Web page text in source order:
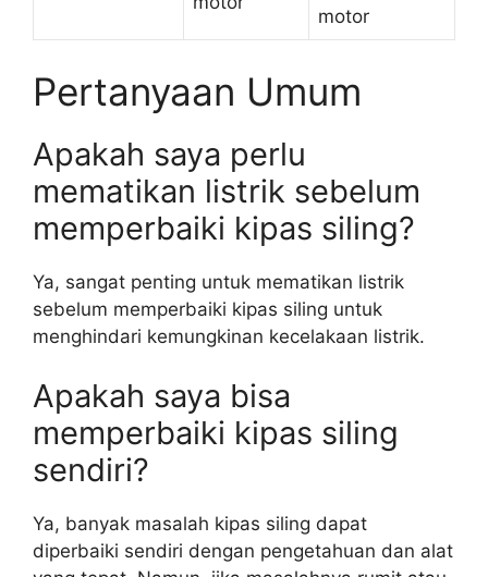
motor
Pertanyaan Umum
Apakah saya perlu
mematikan listrik sebelum
memperbaiki kipas siling?
Ya, sangat penting untuk mematikan listrik
sebelum memperbaiki kipas siling untuk
menghindari kemungkinan kecelakaan listrik.
Apakah saya bisa
memperbaiki kipas siling
sendiri?
Ya, banyak masalah kipas siling dapat
diperbaiki sendiri dengan pengetahuan dan alat